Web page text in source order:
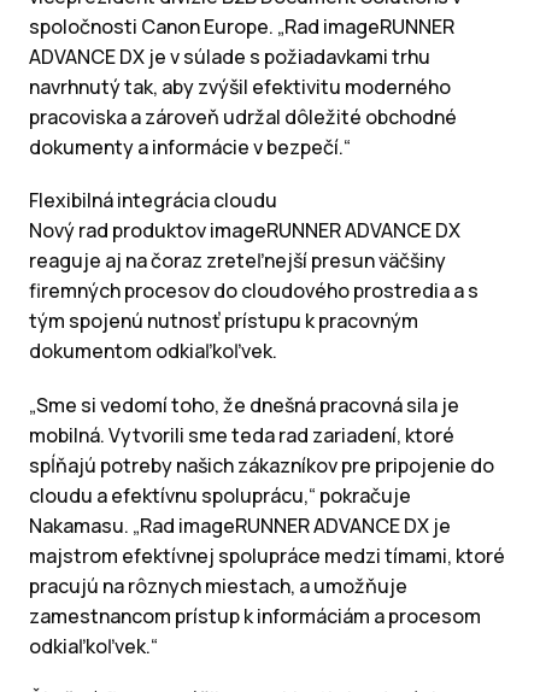
spoločnosti Canon Europe. „Rad imageRUNNER
ADVANCE DX je v súlade s požiadavkami trhu
navrhnutý tak, aby zvýšil efektivitu moderného
pracoviska a zároveň udržal dôležité obchodné
dokumenty a informácie v bezpečí.“
Flexibilná integrácia cloudu
Nový rad produktov imageRUNNER ADVANCE DX
reaguje aj na čoraz zreteľnejší presun väčšiny
firemných procesov do cloudového prostredia a s
tým spojenú nutnosť prístupu k pracovným
dokumentom odkiaľkoľvek.
„Sme si vedomí toho, že dnešná pracovná sila je
mobilná. Vytvorili sme teda rad zariadení, ktoré
spĺňajú potreby našich zákazníkov pre pripojenie do
cloudu a efektívnu spoluprácu,“ pokračuje
Nakamasu. „Rad imageRUNNER ADVANCE DX je
majstrom efektívnej spolupráce medzi tímami, ktoré
pracujú na rôznych miestach, a umožňuje
zamestnancom prístup k informáciám a procesom
odkiaľkoľvek.“